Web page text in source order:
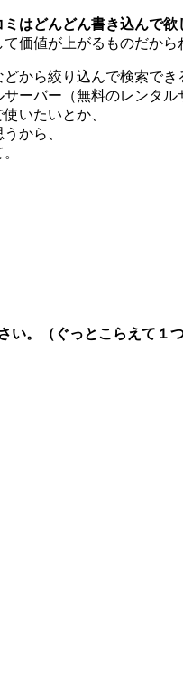
ミはどんどん書き込んで欲
価値が上がるものだから
から絞り込んで検索でき
ーバー（無料のレンタル
いたいとか、
から、
い。（ぐっとこらえて１